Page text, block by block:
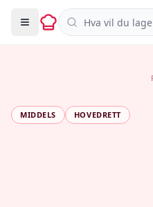
Søk i oppskrifter
MIDDELS HOVEDRETT